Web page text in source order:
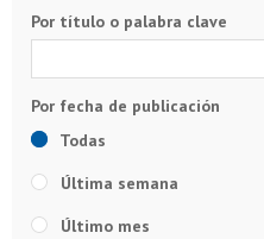
Por título o palabra clave
Todas
Última semana
Último mes